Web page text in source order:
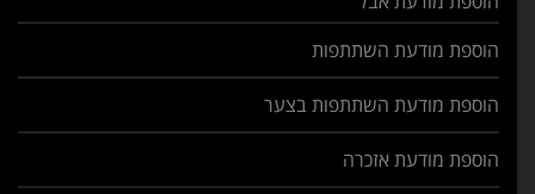
הוספת מודעת השתתפות
הוספת מודעת השתתפות בצער
הוספת מודעת אזכרה